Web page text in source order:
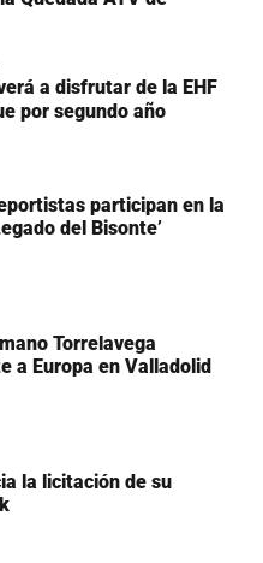
a disfrutar de la EHF
por segundo año
participan en la
del Bisonte’
Torrelavega
a Europa en Valladolid
la licitación de su